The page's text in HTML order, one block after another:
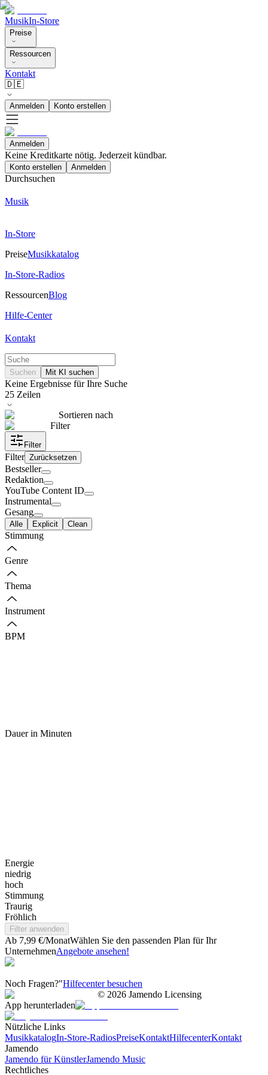
MusikIn-Store
Preise
Ressourcen
Kontakt
🇩🇪
Anmelden Konto erstellen
Anmelden
Keine Kreditkarte nötig. Jederzeit kündbar.
Konto erstellen Anmelden
Durchsuchen
Musik
In-Store
PreiseMusikkatalog
In-Store-Radios
RessourcenBlog
Hilfe-Center
Kontakt
Suchen Mit KI suchen
Keine Ergebnisse für Ihre Suche
25 Zeilen
Sortieren nach
Filter
Filter
Filter Zurücksetzen
Bestseller
Redaktion
YouTube Content ID
Instrumental
Gesang
Alle Explicit Clean
Stimmung
Genre
Thema
Instrument
BPM
Dauer in Minuten
Energie
niedrig
hoch
Stimmung
Traurig
Fröhlich
Filter anwenden
Ab 7,99 €/MonatWählen Sie den passenden Plan für Ihr
UnternehmenAngebote ansehen!
Noch Fragen?"Hilfecenter besuchen
© 2026 Jamendo Licensing
App herunterladen
Nützliche Links
MusikkatalogIn-Store-RadiosPreiseKontaktHilfecenterKontakt
Jamendo
Jamendo für KünstlerJamendo Music
Rechtliches